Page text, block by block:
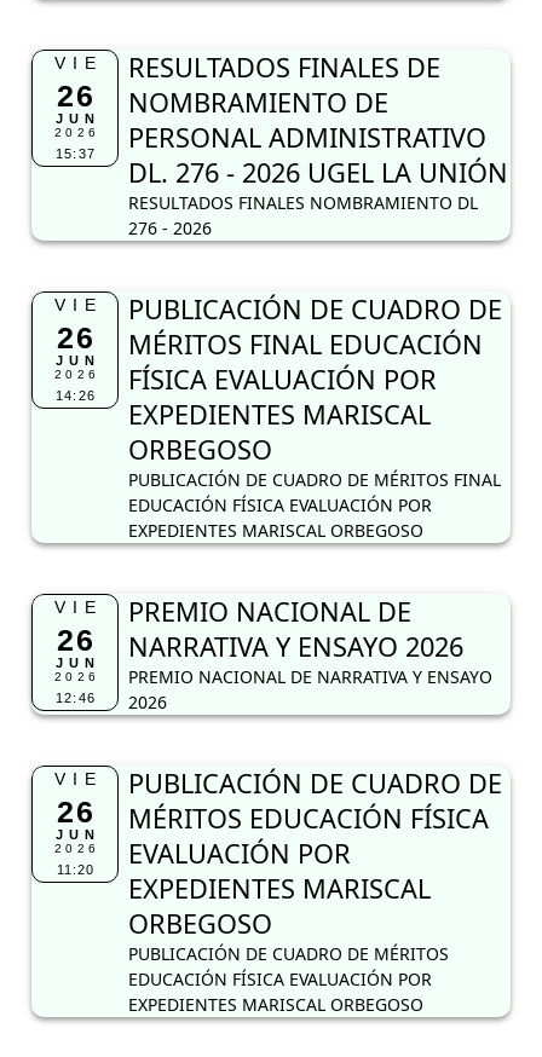
VIE
26
JUN
2026
15:37
RESULTADOS FINALES DE
NOMBRAMIENTO DE
PERSONAL ADMINISTRATIVO
DL. 276 - 2026 UGEL LA UNIÓN
RESULTADOS FINALES NOMBRAMIENTO DL
276 - 2026
VIE
26
JUN
2026
14:26
PUBLICACIÓN DE CUADRO DE
MÉRITOS FINAL EDUCACIÓN
FÍSICA EVALUACIÓN POR
EXPEDIENTES MARISCAL
ORBEGOSO
PUBLICACIÓN DE CUADRO DE MÉRITOS FINAL
EDUCACIÓN FÍSICA EVALUACIÓN POR
EXPEDIENTES MARISCAL ORBEGOSO
VIE
26
JUN
2026
12:46
PREMIO NACIONAL DE
NARRATIVA Y ENSAYO 2026
PREMIO NACIONAL DE NARRATIVA Y ENSAYO
2026
VIE
26
JUN
2026
11:20
PUBLICACIÓN DE CUADRO DE
MÉRITOS EDUCACIÓN FÍSICA
EVALUACIÓN POR
EXPEDIENTES MARISCAL
ORBEGOSO
PUBLICACIÓN DE CUADRO DE MÉRITOS
EDUCACIÓN FÍSICA EVALUACIÓN POR
EXPEDIENTES MARISCAL ORBEGOSO